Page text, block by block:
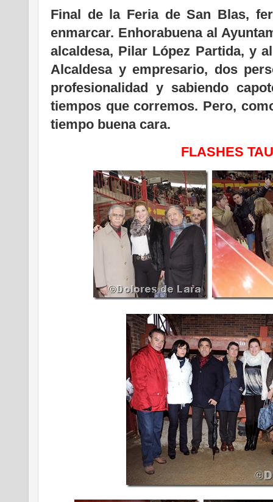
Final de la Feria de San Blas,
enmarcar. Enhorabuena al
alcaldesa, Pilar López Partida, y
Alcaldesa y empresario, dos
profesionalidad y sabiendo
tiempos que corremos. Pero,
tiempo buena cara.
FLASHES